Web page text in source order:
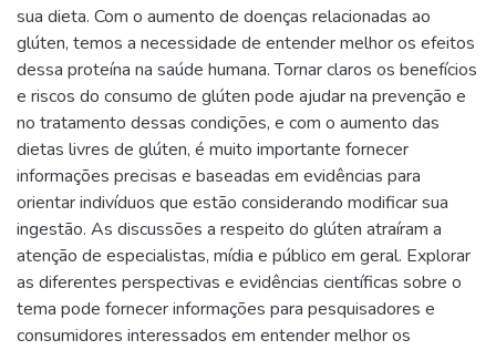
sua dieta. Com o aumento de doenças relacionadas ao
glúten, temos a necessidade de entender melhor os efeitos
dessa proteína na saúde humana. Tornar claros os benefícios
e riscos do consumo de glúten pode ajudar na prevenção e
no tratamento dessas condições, e com o aumento das
dietas livres de glúten, é muito importante fornecer
informações precisas e baseadas em evidências para
orientar indivíduos que estão considerando modificar sua
ingestão. As discussões a respeito do glúten atraíram a
atenção de especialistas, mídia e público em geral. Explorar
as diferentes perspectivas e evidências científicas sobre o
tema pode fornecer informações para pesquisadores e
consumidores interessados em entender melhor os